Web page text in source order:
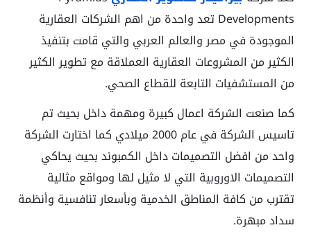
Developments تعد واحدة من اهم الشركات العقارية
الموجودة في مصر والعالم العربي والتي قامت بتنفيذ
الكثير من المشروعات العقارية العملاقة مع تطوير الكثير
من المستشفيات التابعة للقطاع الصحي.
كما صنعت الشركة اعمال كبيرة ومهمة داخل بحيث تم
تاسيس الشركة في عام 2000 ميلادي كما اختارت الشركة
واحد من افضل التصميمات داخل الكمبوند بحيث يحاكي
التصميمات الاوروبية التي لا مثيل لها ومواقع مثالية
تقترب من كافة المناطق الخدمية وبأسعار تنافسية وأنظمة
سداد مبهرة.